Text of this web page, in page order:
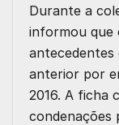
Durante a
informou que
antecedentes
anterior por
2016. A ficha
condenações